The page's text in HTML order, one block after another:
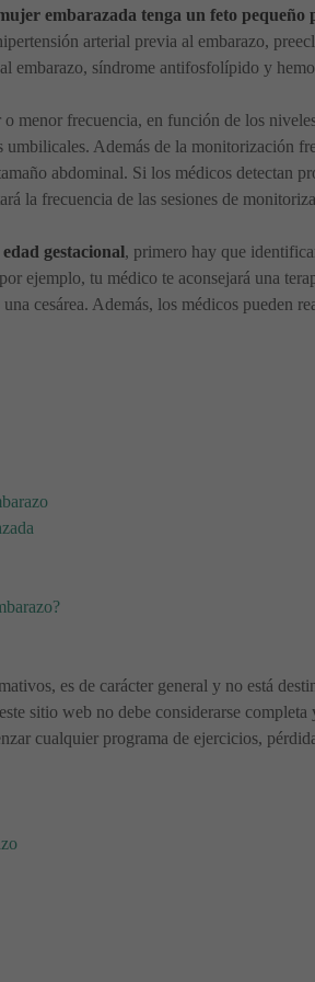
embarazada tenga un feto pequeño
arterial previa al embarazo,
embarazo, síndrome antifosfolípido y
menor frecuencia, en función de los
Además de la monitorización
abdominal. Si los médicos detectan
la frecuencia de las sesiones de
gestacional, primero hay que
ejemplo, tu médico te aconsejará una
cesárea. Además, los médicos pueden
es de carácter general y no está
sitio web no debe considerarse
cualquier programa de ejercicios,
del anillo?🤰🏻🎁